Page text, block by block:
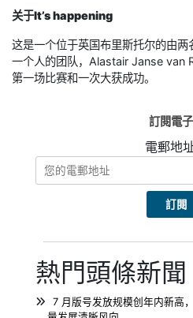
关于It’s happening
这是一个位于英国布里斯托尔的由
一个人的团队，Alastair Janse van
第一场比赛和一次大获成功。
訂閱電
電郵地址
熱門頭條新聞
7 月版号发放规模创年内新高